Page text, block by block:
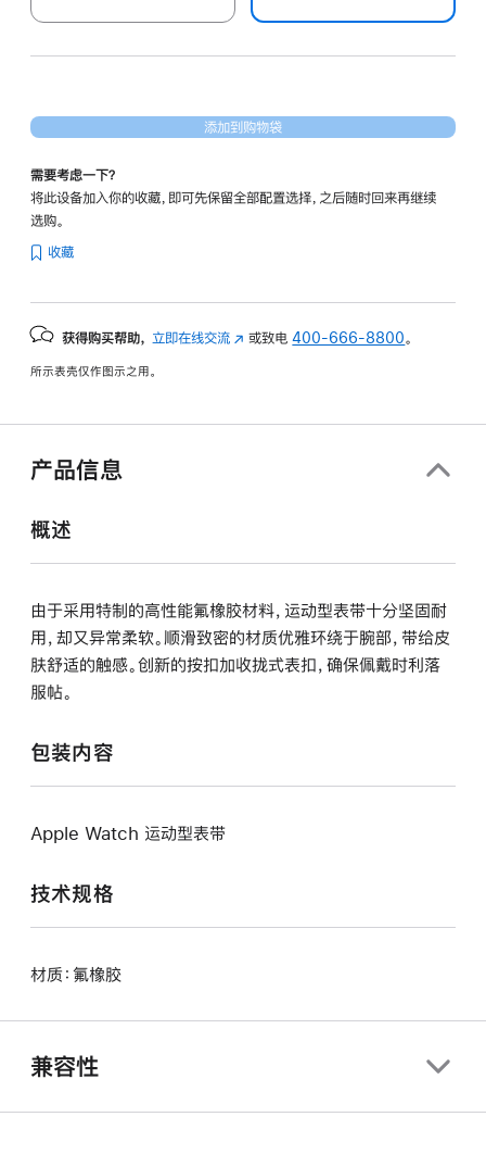
添加到购物袋
需要考虑一下？
将此设备加入你的收藏，即可先保留全部配置选择，之后随时回来再继续
选购。
收藏
获得购买帮助， 立即在线交流 (在
中
或致电400-666-8800 。
所示表壳仅作图示之用。
产品信息
概述
由于采用特制的高性能氟橡胶材料，运动型表带十分坚固耐
用，却又异常柔软。顺滑致密的材质优雅环绕于腕部，带给皮
肤舒适的触感。创新的按扣加收拢式表扣，确保佩戴时利落
服帖。
包装内容
Apple Watch 运动型表带
技术规格
材质：氟橡胶
兼容性